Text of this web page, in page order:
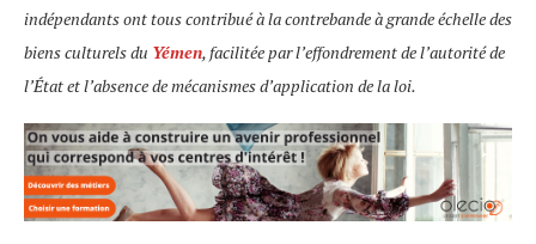
indépendants ont tous contribué à la contrebande à grande échelle des
biens culturels du Yémen, facilitée par l’effondrement de l’autorité de
l’État et l’absence de mécanismes d’application de la loi.